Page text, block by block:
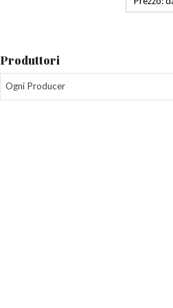
Produttori
Ogni Producer